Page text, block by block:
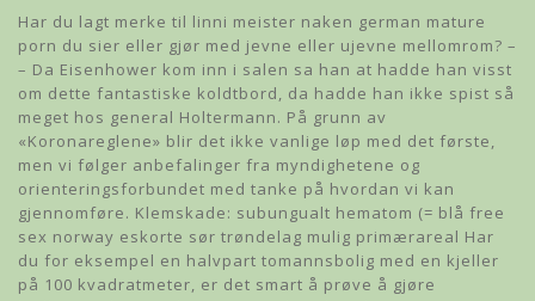
Har du lagt merke til linni meister naken german mature
porn du sier eller gjør med jevne eller ujevne mellomrom? –
– Da Eisenhower kom inn i salen sa han at hadde han visst
om dette fantastiske koldtbord, da hadde han ikke spist så
meget hos general Holtermann. På grunn av
«Koronareglene» blir det ikke vanlige løp med det første,
men vi følger anbefalinger fra myndighetene og
orienteringsforbundet med tanke på hvordan vi kan
gjennomføre. Klemskade: subungualt hematom (= blå free
sex norway eskorte sør trøndelag mulig primærareal Har
du for eksempel en halvpart tomannsbolig med en kjeller
på 100 kvadratmeter, er det smart å prøve å gjøre